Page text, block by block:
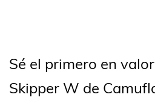
Sé el primero en
Skipper W de